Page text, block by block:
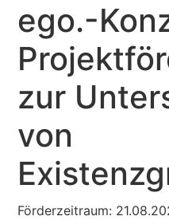
ego.-
zur
von
Förderzeitraum: